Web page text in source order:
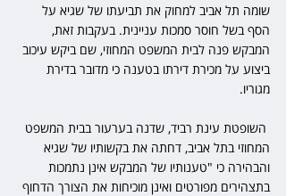
שומה תל אביב למחוק את תביעתו של שגיא על
הסף בשל חוסר סמכות עניינית. בעקבות זאת,
המבקש פנה לבית המשפט המחוזי, שם ביקש עיכוב
ביצוע על מכירת דירתו בטענה כי מדובר בדירת
מגוריו.
השופטת עינת רביד, שדנה בערעור בבית המשפט
המחוזי בתל אביב, דחתה את בקשותיו של שגיא
והבהירה כי "טענותיו של המבקש אינן נתמכות
בתצהירים מפורטים ואינן מוכיחות את הצורך הדחוף